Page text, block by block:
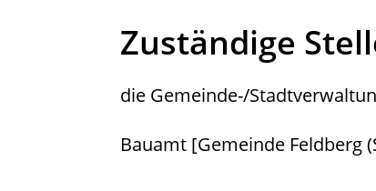
Zuständige
die Gemeinde-/
Bauamt [Gemeinde Feldberg